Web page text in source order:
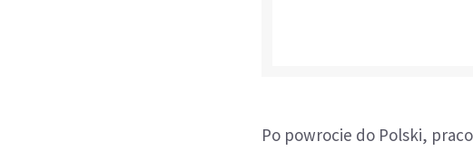
Po powrocie do Polski,